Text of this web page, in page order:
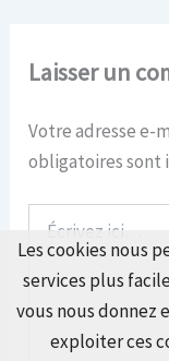
Laisser un
Votre adresse e-
obligatoires sont
ici…
Les cookies nous
services plus
vous nous donnez
exploiter ces